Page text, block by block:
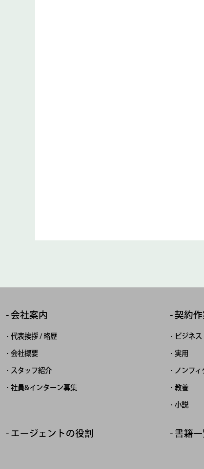
会社案内
代表挨拶 / 略歴
会社概要
スタッフ紹介
社員&インターン募集
契約
ビジネス
実用
ノンフ
教養
小説
エージェントの役割 書籍一